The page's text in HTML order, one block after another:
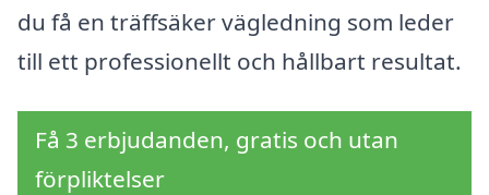
du få en träffsäker vägledning som leder
till ett professionellt och hållbart resultat.
Få 3 erbjudanden, gratis och utan
förpliktelser